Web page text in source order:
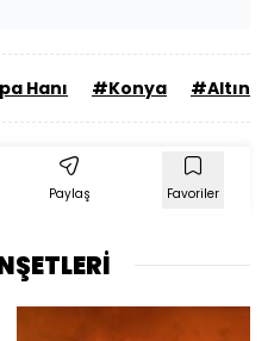
Hanı #Konya
Paylaş Favoriler